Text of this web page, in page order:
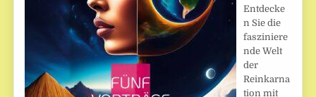
Entdecke
n Sie die
fasziniere
nde Welt
der
Reinkarna
tion mit